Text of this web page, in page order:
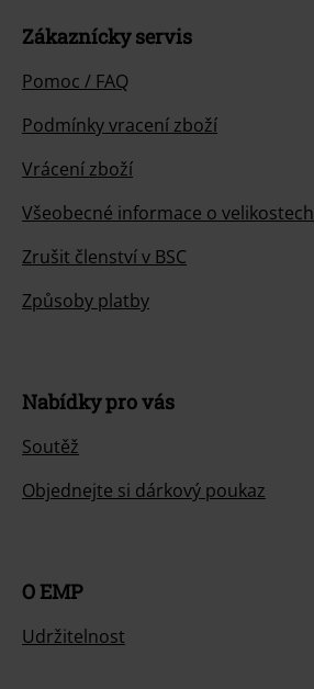
Zákaznícky servis
Pomoc / FAQ
Podmínky vracení zboží
Vrácení zboží
Všeobecné informace o velikostech
Zrušit členství v BSC
Způsoby platby
Nabídky pro vás
Soutěž
Objednejte si dárkový poukaz
O EMP
Udržitelnost